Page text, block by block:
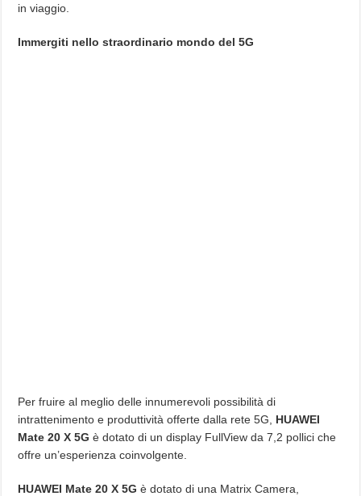
in viaggio.
Immergiti nello straordinario mondo del 5G
Per fruire al meglio delle innumerevoli possibilità di
intrattenimento e produttività offerte dalla rete 5G, HUAWEI
Mate 20 X 5G è dotato di un display FullView da 7,2 pollici che
offre un’esperienza coinvolgente.
HUAWEI Mate 20 X 5G è dotato di una Matrix Camera,